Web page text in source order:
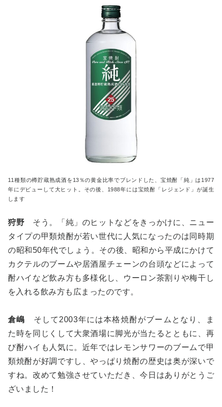
11種類の樽貯蔵熟成酒を13％の黄金比率でブレンドした、宝焼酎「純」は1977
年にデビューして大ヒット。その後、1988年には宝焼酎「レジェンド」が誕生
します
狩野 そう。「純」のヒットなどをきっかけに、ニュー
タイプの甲類焼酎が若い世代に人気になったのは同時期
の昭和50年代でしょう。その後、昭和から平成にかけて
カクテルのブームや居酒屋チェーンの台頭などによって
酎ハイなど飲み方も多様化し、ウーロン茶割りや梅干し
を入れる飲み方も広まったのです。
倉嶋 そして2003年には本格焼酎がブームとなり、ま
た時を同じくして大衆酒場に脚光が当たるとともに、再
び酎ハイも人気に。近年ではレモンサワーのブームで甲
類焼酎が好調ですし、やっぱり焼酎の歴史は奥が深いで
すね。改めて勉強させていただき、今日はありがとうご
ざいました！